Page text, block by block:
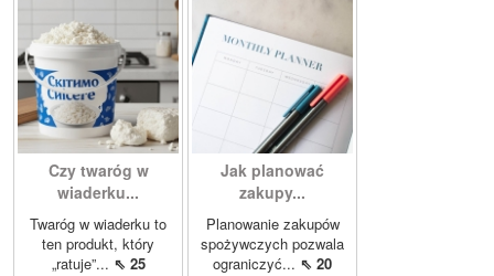
Czy twaróg w
wiaderku...
Twaróg w wiaderku to
ten produkt, który
„ratuje”... ⇖ 25
Jak planować
zakupy...
Planowanie zakupów
spożywczych pozwala
ograniczyć... ⇖ 20